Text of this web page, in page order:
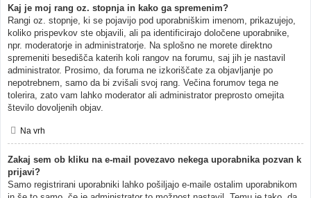
Kaj je moj rang oz. stopnja in kako ga spremenim?
Rangi oz. stopnje, ki se pojavijo pod uporabniškim imenom, prikazujejo,
koliko prispevkov ste objavili, ali pa identificirajo določene uporabnike,
npr. moderatorje in administratorje. Na splošno ne morete direktno
spremeniti besedišča katerih koli rangov na forumu, saj jih je nastavil
administrator. Prosimo, da foruma ne izkoriščate za objavljanje po
nepotrebnem, samo da bi zvišali svoj rang. Večina forumov tega ne
tolerira, zato vam lahko moderator ali administrator preprosto omejita
število dovoljenih objav.
Na vrh
Zakaj sem ob kliku na e-mail povezavo nekega uporabnika pozvan k
prijavi?
Samo registrirani uporabniki lahko pošiljajo e-maile ostalim uporabnikom